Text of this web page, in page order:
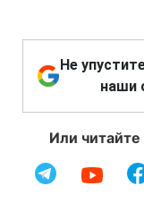
Не
наши
Или читайте